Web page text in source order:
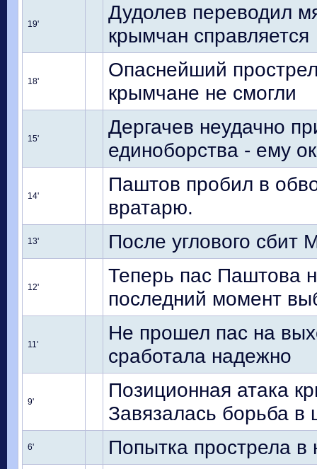
19'
Дудолев переводил
крымчан справляется
18'
Опаснейший
крымчане не смогли
15'
Дергачев неудачно
единоборства - ему
14'
Паштов пробил в
вратарю.
13' После углового сбит
12'
Теперь пас Паштова
последний момент
11'
Не прошел пас на
сработала надежно
9'
Позиционная атака
Завязалась борьба в
6' Попытка прострела